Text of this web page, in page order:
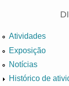
Atividades
Exposição
Notícias
Histórico de